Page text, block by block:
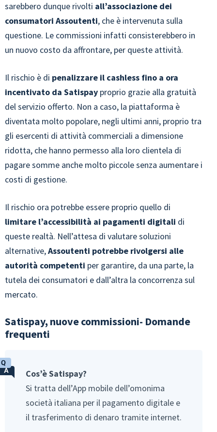
sarebbero dunque rivolti all’associazione dei
consumatori Assoutenti, che è intervenuta sulla
questione. Le commissioni infatti consisterebbero in
un nuovo costo da affrontare, per queste attività.
Il rischio è di penalizzare il cashless fino a ora
incentivato da Satispay proprio grazie alla gratuità
del servizio offerto. Non a caso, la piattaforma è
diventata molto popolare, negli ultimi anni, proprio tra
gli esercenti di attività commerciali a dimensione
ridotta, che hanno permesso alla loro clientela di
pagare somme anche molto piccole senza aumentare i
costi di gestione.
Il rischio ora potrebbe essere proprio quello di
limitare l’accessibilità ai pagamenti digitali di
queste realtà. Nell’attesa di valutare soluzioni
alternative,Assoutenti potrebbe rivolgersi alle
autorità competenti per garantire, da una parte, la
tutela dei consumatori e dall’altra la concorrenza sul
mercato.
Satispay, nuove commissioni- Domande
frequenti
Cos’è Satispay?
Si tratta dell’App mobile dell’omonima
società italiana per il pagamento digitale e
il trasferimento di denaro tramite internet.